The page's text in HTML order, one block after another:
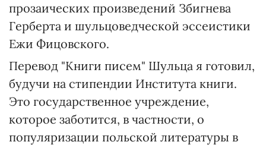
прозаических произведений Збигнева
Герберта и шульцоведческой эссеистики
Ежи Фицовского.
Перевод "Книги писем" Шульца я готовил,
будучи на стипендии Института книги.
Это государственное учреждение,
которое заботится, в частности, о
популяризации польской литературы в